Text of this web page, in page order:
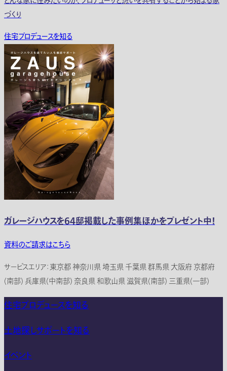
づくり
住宅プロデュースを知る
ガレージハウスを64邸掲載した事例集ほかをプレゼント中！
資料のご請求はこちら
サービスエリア：東京都 神奈川県 埼玉県 千葉県 群馬県 大阪府 京都府
(南部) 兵庫県(中南部) 奈良県 和歌山県 滋賀県(南部) 三重県(一部)
住宅プロデュースを知る
土地探しサポートを知る
イベント